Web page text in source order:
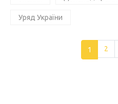
Уряд України
1 2